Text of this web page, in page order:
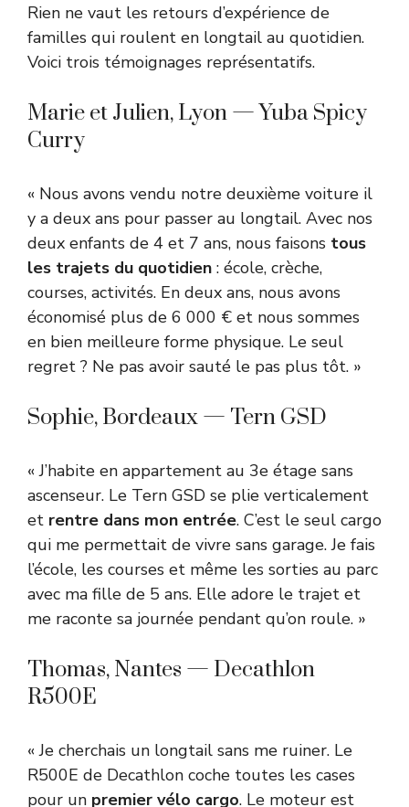
Rien ne vaut les retours d’expérience de
familles qui roulent en longtail au quotidien.
Voici trois témoignages représentatifs.
Marie et Julien, Lyon — Yuba Spicy
Curry
« Nous avons vendu notre deuxième voiture il
y a deux ans pour passer au longtail. Avec nos
deux enfants de 4 et 7 ans, nous faisons tous
les trajets du quotidien : école, crèche,
courses, activités. En deux ans, nous avons
économisé plus de 6 000 € et nous sommes
en bien meilleure forme physique. Le seul
regret ? Ne pas avoir sauté le pas plus tôt. »
Sophie, Bordeaux — Tern GSD
« J’habite en appartement au 3e étage sans
ascenseur. Le Tern GSD se plie verticalement
et rentre dans mon entrée. C’est le seul cargo
qui me permettait de vivre sans garage. Je fais
l’école, les courses et même les sorties au parc
avec ma fille de 5 ans. Elle adore le trajet et
me raconte sa journée pendant qu’on roule. »
Thomas, Nantes — Decathlon
R500E
« Je cherchais un longtail sans me ruiner. Le
R500E de Decathlon coche toutes les cases
pour un premier vélo cargo. Le moteur est